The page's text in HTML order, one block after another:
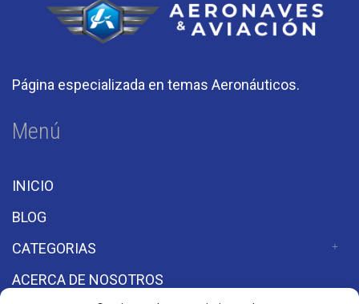
Página especializada en temas Aeronáuticos.
Menú
INICIO
BLOG
CATEGORIAS
ACERCA DE NOSOTROS